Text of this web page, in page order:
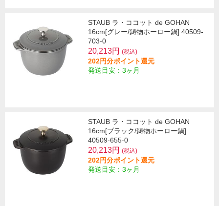
STAUB ラ・ココット de GOHAN
16cm[グレー/鋳物ホーロー鍋] 40509-
703-0
20,213円 (税込)
202円分ポイント還元
発送目安：3ヶ月
STAUB ラ・ココット de GOHAN
16cm[ブラック/鋳物ホーロー鍋]
40509-655-0
20,213円 (税込)
202円分ポイント還元
発送目安：3ヶ月